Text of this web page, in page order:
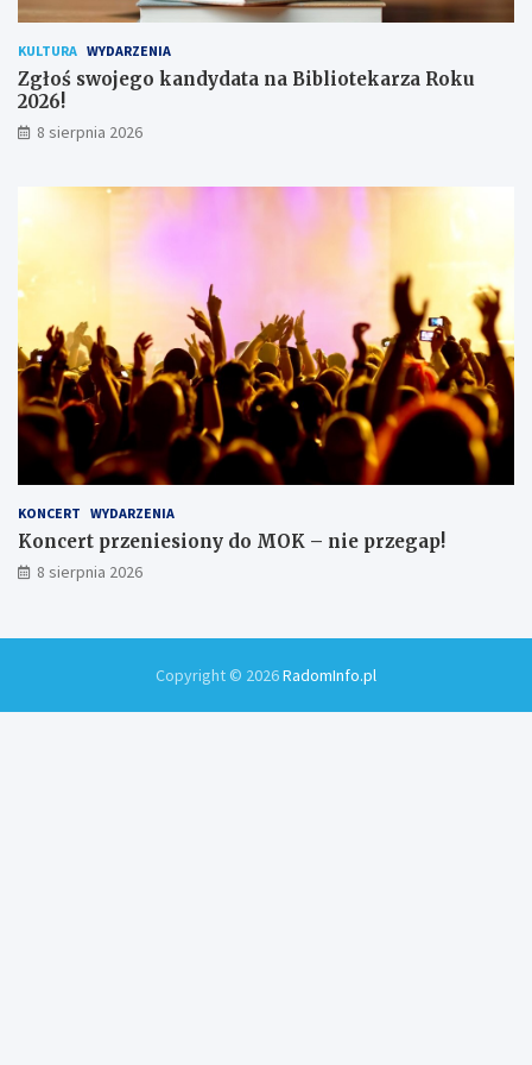
i
ó
w
KULTURA WYDARZENIA
Zgłoś swojego kandydata na Bibliotekarza Roku
2026!
8 sierpnia 2026
KONCERT WYDARZENIA
Koncert przeniesiony do MOK – nie przegap!
8 sierpnia 2026
Copyright © 2026RadomInfo.pl